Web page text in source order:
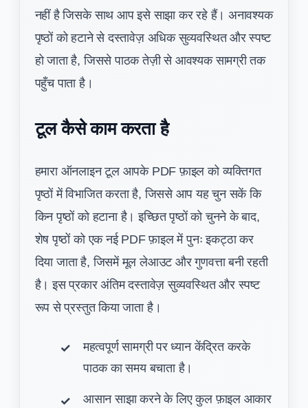
नहीं है जिसके साथ आप इसे साझा कर रहे हैं। अनावश्यक
पृष्ठों को हटाने से दस्तावेज़ अधिक सुव्यवस्थित और स्पष्ट
हो जाता है, जिससे पाठक तेज़ी से आवश्यक सामग्री तक
पहुँच पाता है।
टूल कैसे काम करता है
हमारा ऑनलाइन टूल आपके PDF फ़ाइल को व्यक्तिगत
पृष्ठों में विभाजित करता है, जिससे आप यह चुन सकें कि
किन पृष्ठों को हटाना है। इच्छित पृष्ठों को चुनने के बाद,
शेष पृष्ठों को एक नई PDF फ़ाइल में पुनः इकट्ठा कर
दिया जाता है, जिसमें मूल लेआउट और गुणवत्ता बनी रहती
है। इस प्रकार अंतिम दस्तावेज़ सुव्यवस्थित और स्पष्ट
रूप से प्रस्तुत किया जाता है।
महत्वपूर्ण सामग्री पर ध्यान केंद्रित करके
पाठक का समय बचाता है।
आसान साझा करने के लिए कुल फ़ाइल आकार